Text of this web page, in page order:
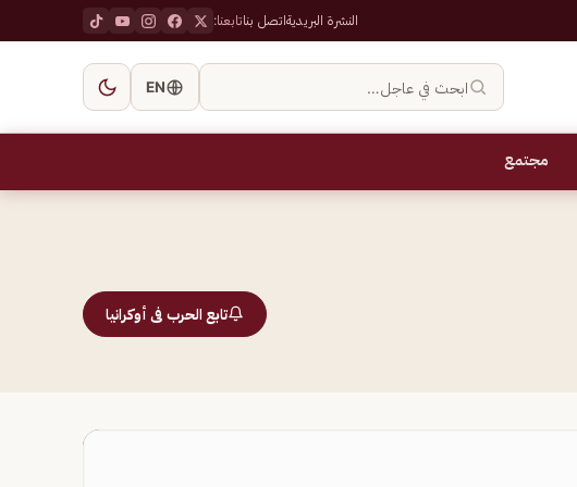
النشرة البريديةاتصل بناتابعنا:
ابحث في عاجل… EN
مجتمع
تابع الحرب فى أوكرانيا